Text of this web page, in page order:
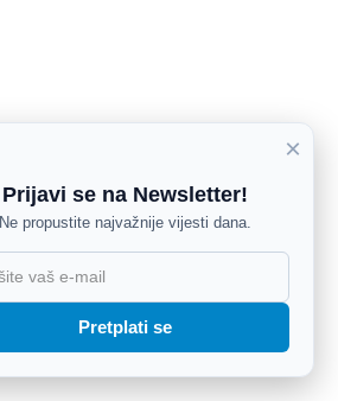
×
Prijavi se na Newsletter!
Ne propustite najvažnije vijesti dana.
Pretplati se